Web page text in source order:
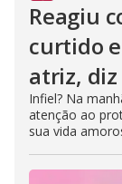
Reagiu
curtido
atriz,
Infiel? Na
atenção ao
sua vida